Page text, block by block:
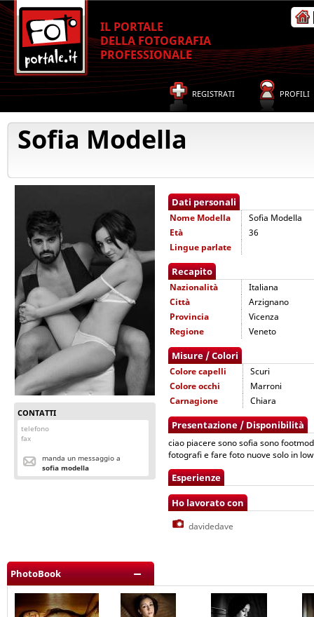
IL PORTALE
DELLA FOTOGRAFIA
PROFESSIONALE
REGISTRATI PROFILI
Sofia Modella
CONTATTI
telefono
fax
manda un messaggio a
sofia modella
Dati personali
Nome Modella
Sofia Modella
Età
36
Lingue parlate
Recapito
Nazionalità
Italiana
Città
Arzignano
Provincia
Vicenza
Regione
Veneto
Misure / Colori
Colore capelli
Scuri
Colore occhi
Marroni
Carnagione
Chiara
Presentazione / Disponibilità
ciao piacere sono sofia sono
fotografi e fare foto nuove solo in
Esperienze
Ho lavorato con
davidedave
PhotoBook